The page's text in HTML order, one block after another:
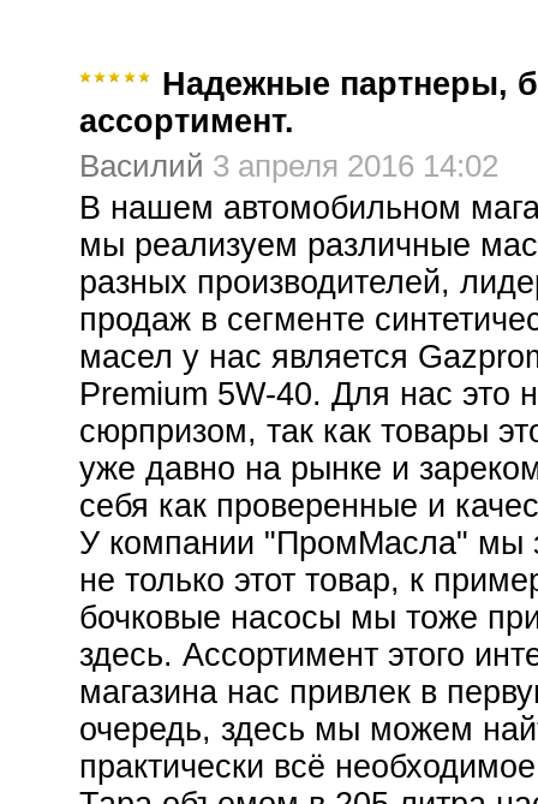
Надежные партнеры,
ассортимент.
Василий 3 апреля 2016 14:02
В нашем автомобильном
мы реализуем различные
разных производителей,
продаж в сегменте
масел у нас является
Premium 5W-40. Для нас это
сюрпризом, так как товары
уже давно на рынке и
себя как проверенные и
У компании "ПромМасла" мы
не только этот товар, к
бочковые насосы мы тоже
здесь. Ассортимент этого
магазина нас привлек в
очередь, здесь мы можем
практически всё